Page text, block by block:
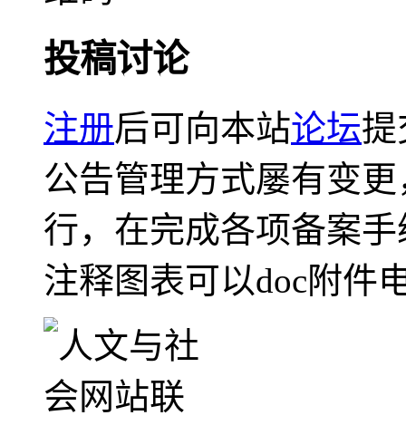
投稿讨论
注册后可向本站论坛提
公告管理方式屡有变
行，在完成各项备案
注释图表可以doc附件